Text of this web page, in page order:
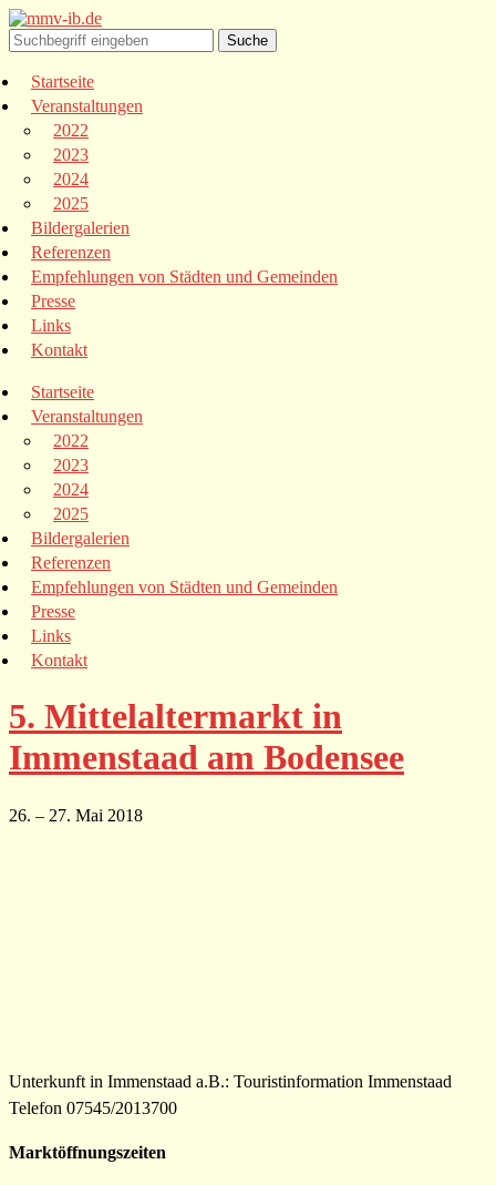
Startseite
Veranstaltungen
2022
2023
2024
2025
Bildergalerien
Referenzen
Empfehlungen von Städten und Gemeinden
Presse
Links
Kontakt
Startseite
Veranstaltungen
2022
2023
2024
2025
Bildergalerien
Referenzen
Empfehlungen von Städten und Gemeinden
Presse
Links
Kontakt
5. Mittelaltermarkt in
Immenstaad am Bodensee
26. – 27. Mai 2018
Unterkunft in Immenstaad a.B.: Touristinformation Immenstaad
Telefon 07545/2013700
Marktöffnungszeiten